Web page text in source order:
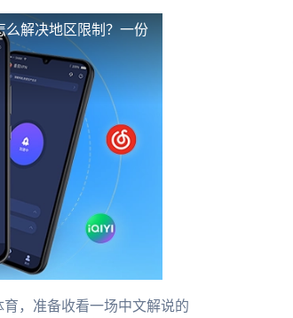
么解决地区限制？一份
，准备收看一场中文解说的